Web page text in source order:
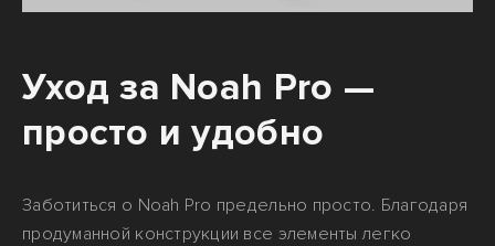
Уход за Noah Pro —
просто и удобно
Заботиться о Noah Pro предельно просто. Благодаря
продуманной конструкции все элементы легко